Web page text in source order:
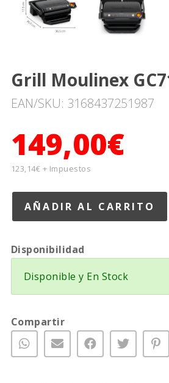
Grill Moulinex
EAN/SKU: 3168437251987
149,00€
123,14€ + Impuestos
Disponibilidad
Disponible y En Stock
Compartir